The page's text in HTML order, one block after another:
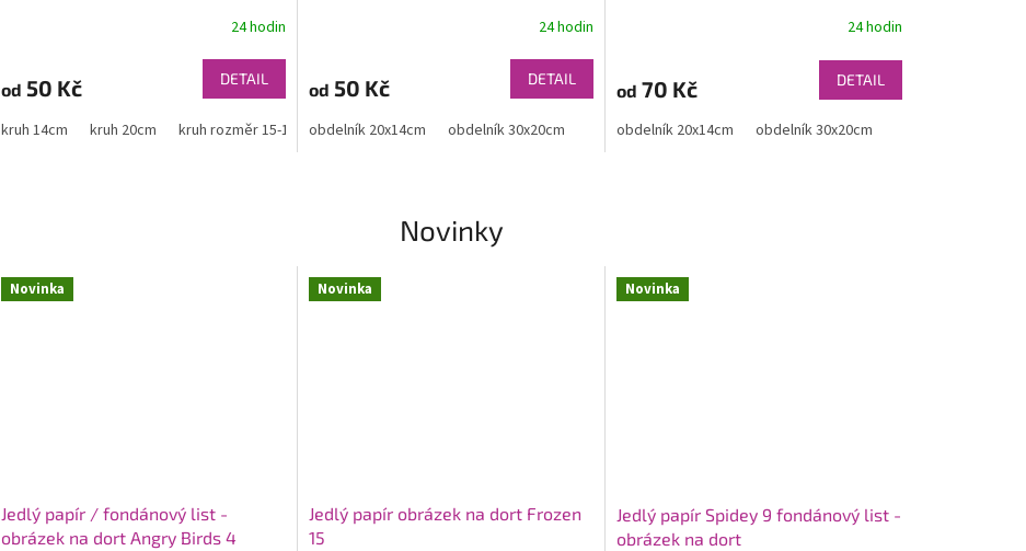
24 hodin
od 50 Kč DETAIL
kruh 14cm kruh 20cm kruh rozměr 15-19cm kruh rozměr do 14cm obdelník A4 30x20cm obdelník A5 20x14cm
24 hodin
od 50 Kč DETAIL
obdelník 20x14cm obdelník 30x20cm
24 hodin
od 70 Kč DETAIL
obdelník 20x14cm obdelník 30x20cm
Novinky
Novinka
Jedlý papír / fondánový list -
obrázek na dort Angry Birds 4
Novinka
Jedlý papír obrázek na dort Frozen
15
Novinka
Jedlý papír Spidey 9 fondánový list -
obrázek na dort